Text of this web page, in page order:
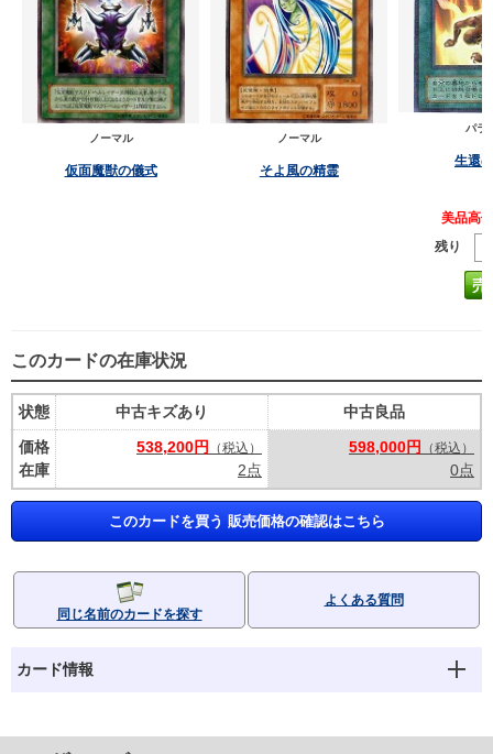
ノーマル
仮面魔獣の儀式
ノーマル
そよ風の精霊
パラ
生還
美品高
残り
このカードの在庫状況
状態
価格
在庫
中古キズあり
538,200円
（税込）
2点
中古良品
598,000円
（税込）
0点
このカードを買う 販売価格の確認はこちら
同じ名前のカードを探す
よくある質問
カード情報